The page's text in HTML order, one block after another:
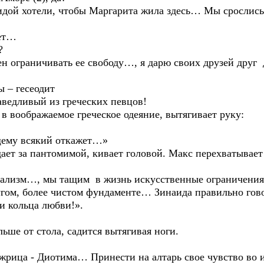
хотели, чтобы Маргарита жила здесь… Мы
ее свободу…, я дарю своих друзей
– гесеодит
из греческих певцов!
воображаемое греческое одеяние, вытягивает руку:
всякий откажет…»
за пантомимой, кивает головой. Макс перехватывает
мы тащим в жизнь искусственные
более чистом фундаменте… Зинаида правильно
кольца любви!».
от стола, садится вытягивая ноги.
- Диотима… Принести на алтарь свое чувство во